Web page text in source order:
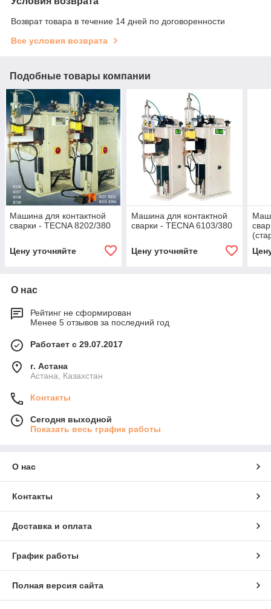
Возврат товара в течение 14 дней по договоренности
Все условия возврата
Подобные товары компании
Машина для контактной
сварки - TECNA 8202/380
Цену уточняйте
Машина для контактной
сварки - TECNA 6103/380
Цену уточняйте
О нас
Рейтинг не сформирован
Менее 5 отзывов за последний год
Работает с 29.07.2017
г. Астана
Астана, Казахстан
Контакты
Сегодня выходной
Показать весь график работы
О нас
Контакты
Доставка и оплата
График работы
Полная версия сайта